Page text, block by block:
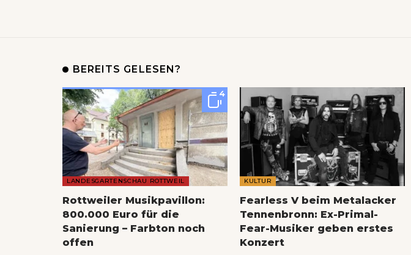
BEREITS GELESEN?
4
LANDESGARTENSCHAU ROTTWEIL
Rottweiler Musikpavillon:
800.000 Euro für die
Sanierung – Farbton noch
offen
KULTUR
Fearless V beim Metalacker
Tennenbronn: Ex-Primal-
Fear-Musiker geben erstes
Konzert